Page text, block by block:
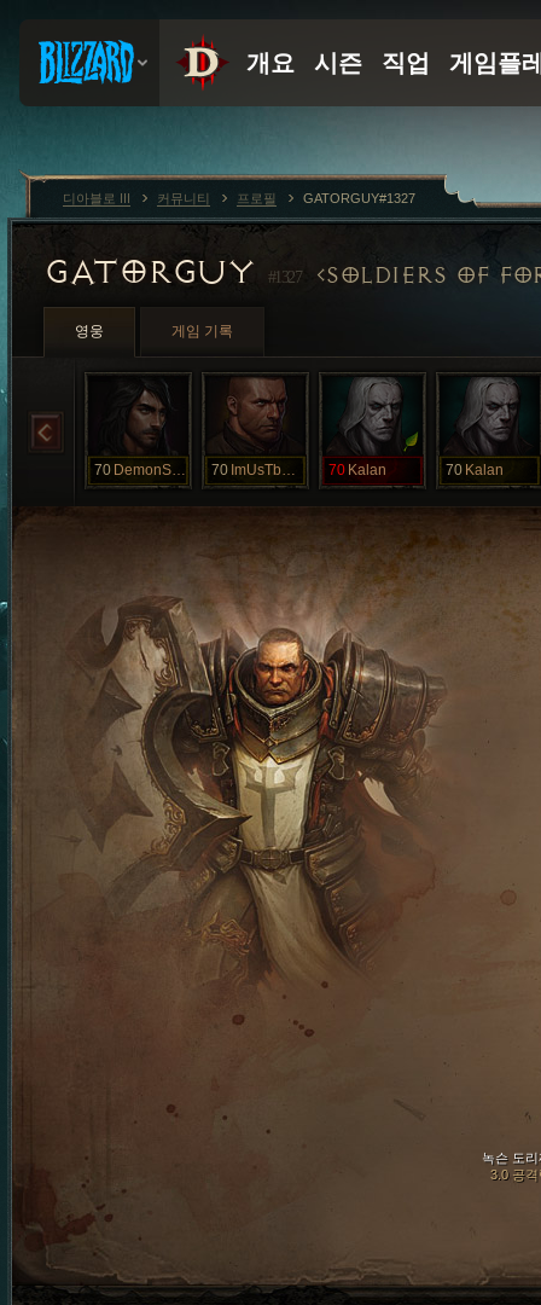
GATORGUY #1327 SOLDIERS OF
영웅 게임 기록
70 DemonSlayer 70 ImUsTbReAkU 70 Kalan 70 Kalan
녹슨 도리
3.0 공격
디아블로 III 커뮤니티 프로필 GATORGUY#1327